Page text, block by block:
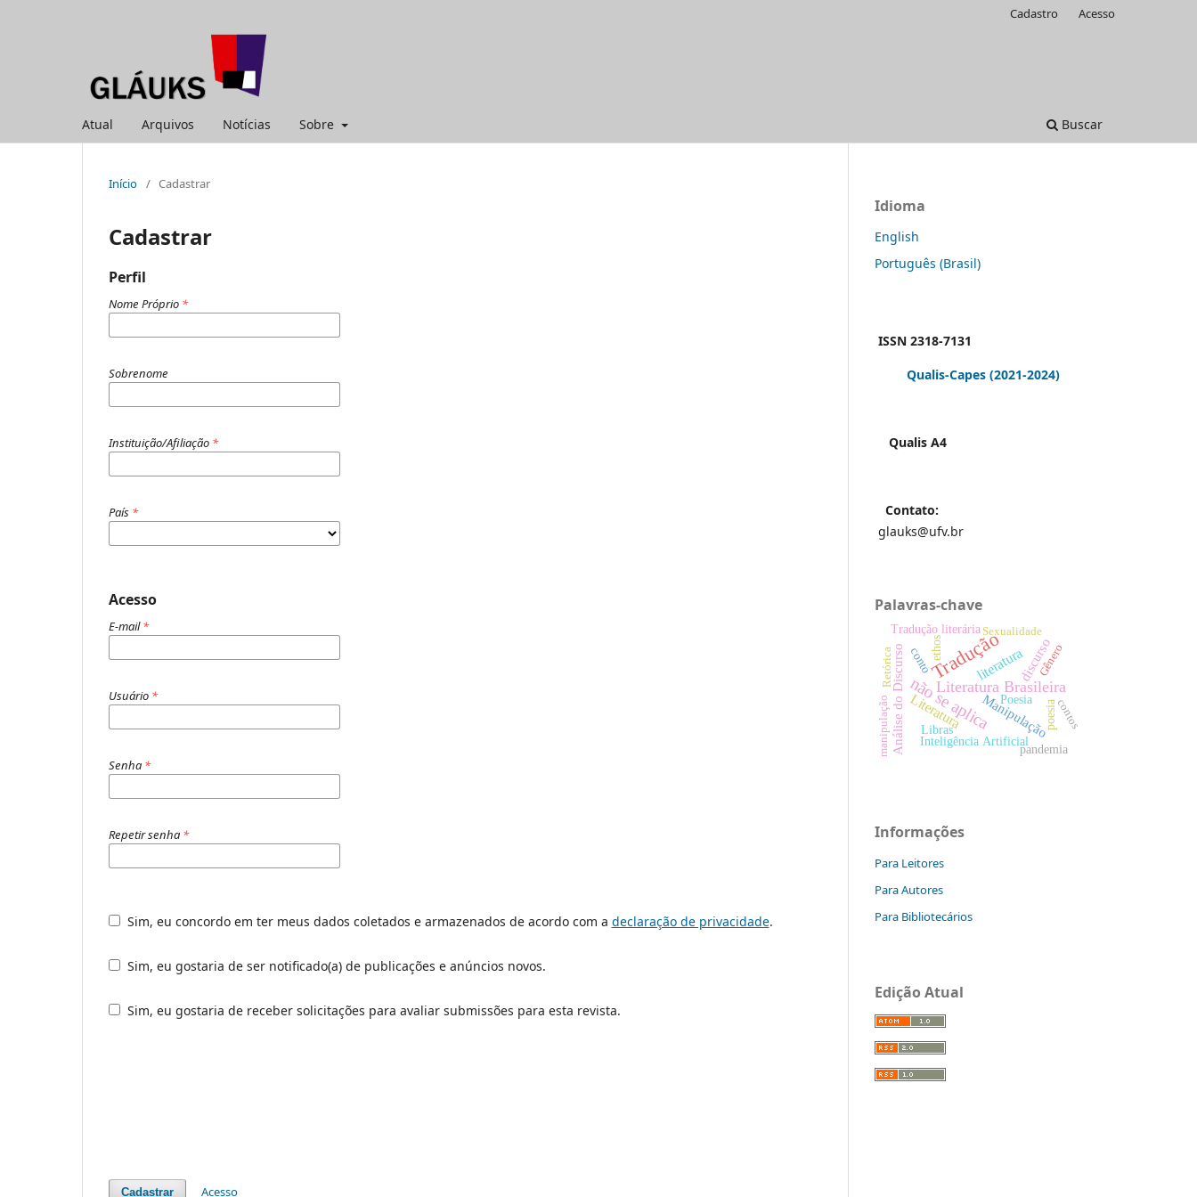
Atual Arquivos Notícias Sobre Buscar
Cadastro Acesso
Início / Cadastrar
Cadastrar
Perfil
Nome Próprio *
Sobrenome
Instituição/Afiliação *
País *
Acesso
E-mail*
Usuário *
Senha *
Repetir senha *
Sim, eu concordo em ter meus dados coletados e armazenados de acordo com a declaração de privacidade.
Sim, eu gostaria de ser notificado(a) de publicações e anúncios novos.
Sim, eu gostaria de receber solicitações para avaliar submissões para esta revista.
Cadastrar Acesso
Idioma
English
Português (Brasil)
ISSN 2318-7131
Qualis-Capes (2021-2024)
Qualis A4
Contato:
glauks@ufv.br
Palavras-chave
Tradução
não se aplica
Literatura Brasileira
literatura
Literatura
Análise do Discurso Manipulação
discurso
Tradução literária
contoethos
Libras
Inteligência Artificial
poesia
pandemia
Poesia
Sexualidade
contos
Retórica Gênero
manipulação
Informações
Para Leitores
Para Autores
Para Bibliotecários
Edição Atual